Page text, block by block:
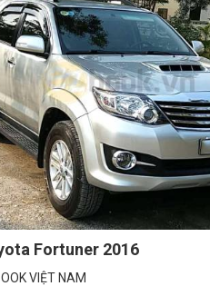
Fortuner 2016
VIỆT NAM